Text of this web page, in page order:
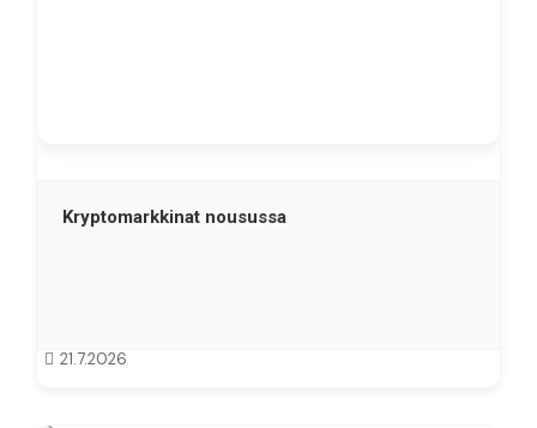
Kryptomarkkinat nousussa
21.7.2026